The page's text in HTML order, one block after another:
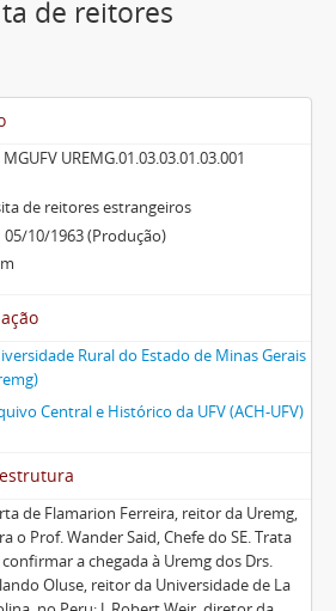
de reitores
MGUFV UREMG.01.03.03.01.03.001
de reitores estrangeiros
05/10/1963 (Produção)
Rural do Estado de Minas Gerais
Central e Histórico da UFV (ACH-UFV)
de Flamarion Ferreira, reitor da Uremg,
o Prof. Wander Said, Chefe do SE. Trata
a chegada à Uremg dos Drs.
Oluse, reitor da Universidade de La